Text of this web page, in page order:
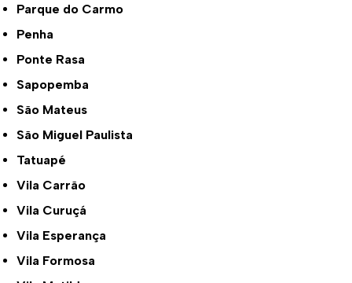
Parque do Carmo
Penha
Ponte Rasa
Sapopemba
São Mateus
São Miguel Paulista
Tatuapé
Vila Carrão
Vila Curuçá
Vila Esperança
Vila Formosa